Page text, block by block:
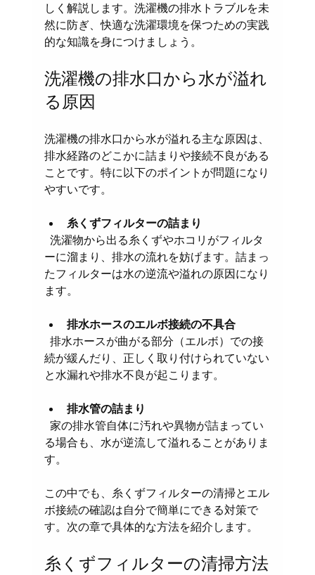
しく解説します。洗濯機の排水トラブルを未
然に防ぎ、快適な洗濯環境を保つための実践
的な知識を身につけましょう。
洗濯機の排水口から水が溢れ
る原因
洗濯機の排水口から水が溢れる主な原因は、
排水経路のどこかに詰まりや接続不良がある
ことです。特に以下のポイントが問題になり
やすいです。
糸くずフィルターの詰まり
ーに溜まり、排水の流れを妨げます。詰まっ
たフィルターは水の逆流や溢れの原因になり
ます。
排水ホースのエルボ接続の不具合
続が緩んだり、正しく取り付けられていない
と水漏れや排水不良が起こります。
排水管の詰まり
る場合も、水が逆流して溢れることがありま
す。
この中でも、糸くずフィルターの清掃とエル
ボ接続の確認は自分で簡単にできる対策で
す。次の章で具体的な方法を紹介します。
糸くずフィルターの清掃方法